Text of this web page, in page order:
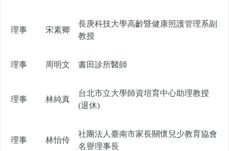
理事 宋素卿
長庚科技大學高齡暨健康照護管理系副
教授
理事 周明文 書田診所醫師
理事 林純真
台北市立大學師資培育中心助理教授
(退休)
理事 林怡伶
社團法人臺南市家長關懷兒少教育協會
名譽理事長